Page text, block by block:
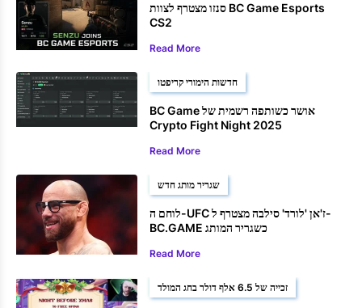
סנזו מצטרף לצוות BC Game Esports
CS2
Read More
חדשות הימורי קריפטו
BC Game אושר כשותפה רשמית של
Crypto Fight Night 2025
Read More
שגריר מותג חדש
לוחם ה-UFC ז'אן 'לורד' סילבה מצטרף ל-
BC.GAME כשגריר המותג
Read More
זכייה של 6.5 אלף דולר בחג המולד